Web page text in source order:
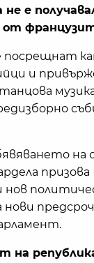
не е
от
посрещнат
и
на
призова
нов
нови
на